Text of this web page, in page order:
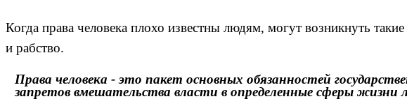
Когда права человека плохо известны людям, могут возникнуть
и рабство.
Права человека - это пакет основных обязанностей
запретов вмешательства власти в определенные сферы жизни